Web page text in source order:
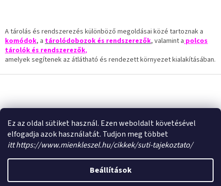
Ez az oldal sütiket használ. Ezen weboldalt követésével
elfogadja azok használatát. Tudjon meg többet
itt https://www.mienkleszel.hu/cikkek/suti-tajekoztato/
Beállítások
A tárolás és rendszerezés különböző megoldásai közé tartoznak a
komódok, a tárolódobozok és rendszerezők, valamint apolcos
tárolók és rendszerezők,
amelyek segítenek az átlátható és rendezett környezet kialakításában.
L
l
Á
r
u
k
e
r
e
Árukereső.hu
Shoptet készítette
mienkleszel. Minden jog fenntartva.